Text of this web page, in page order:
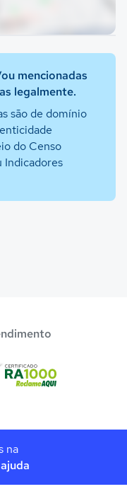
mencionadas
legalmente.
são de domínio
do Censo
Indicadores
na